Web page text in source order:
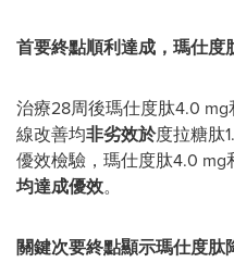
首要終點順利達成，瑪仕度
治療28周後瑪仕度肽4.0
線改善均非劣效於度拉糖肽
優效檢驗，瑪仕度肽4.0 mg
均達成優效。
關鍵次要終點顯示瑪仕度